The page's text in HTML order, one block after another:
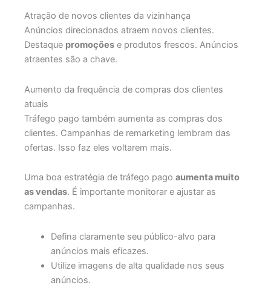
Atração de novos clientes da vizinhança
Anúncios direcionados atraem novos clientes.
Destaque promoções e produtos frescos. Anúncios
atraentes são a chave.
Aumento da frequência de compras dos clientes
atuais
Tráfego pago também aumenta as compras dos
clientes. Campanhas de remarketing lembram das
ofertas. Isso faz eles voltarem mais.
Uma boa estratégia de tráfego pago aumenta muito
as vendas. É importante monitorar e ajustar as
campanhas.
Defina claramente seu público-alvo para
anúncios mais eficazes.
Utilize imagens de alta qualidade nos seus
anúncios.